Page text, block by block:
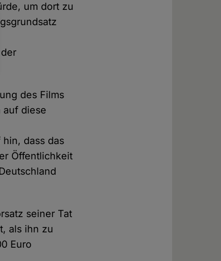
um dort zu
des Films
auf diese
dass das
Öffentlichkeit
seiner Tat
als ihn zu
Euro